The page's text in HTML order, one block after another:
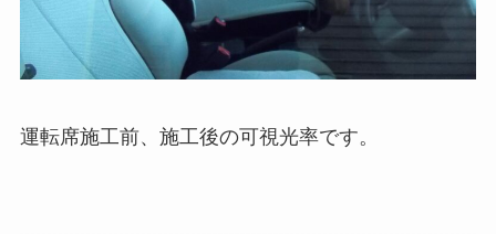
運転席施工前、施工後の可視光率です。